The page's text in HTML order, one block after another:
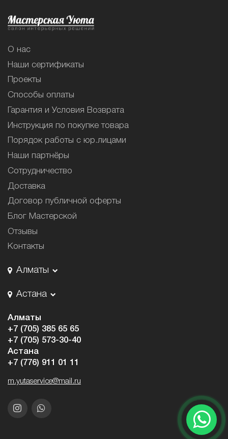
О нас
Наши сертификаты
Проекты
Способы оплаты
Гарантия и Условия Возврата
Инструкция по покупке товара
Порядок работы с юр.лицами
Наши партнёры
Сотрудничество
Доставка
Договор публичной оферты
Блог Мастерской
Отзывы
Контакты
Алматы
Астана
Алматы
+7 (705) 385 65 65
+7 (705) 573-30-40
Астана
+7 (776) 911 01 11
m.yutaservice@mail.ru